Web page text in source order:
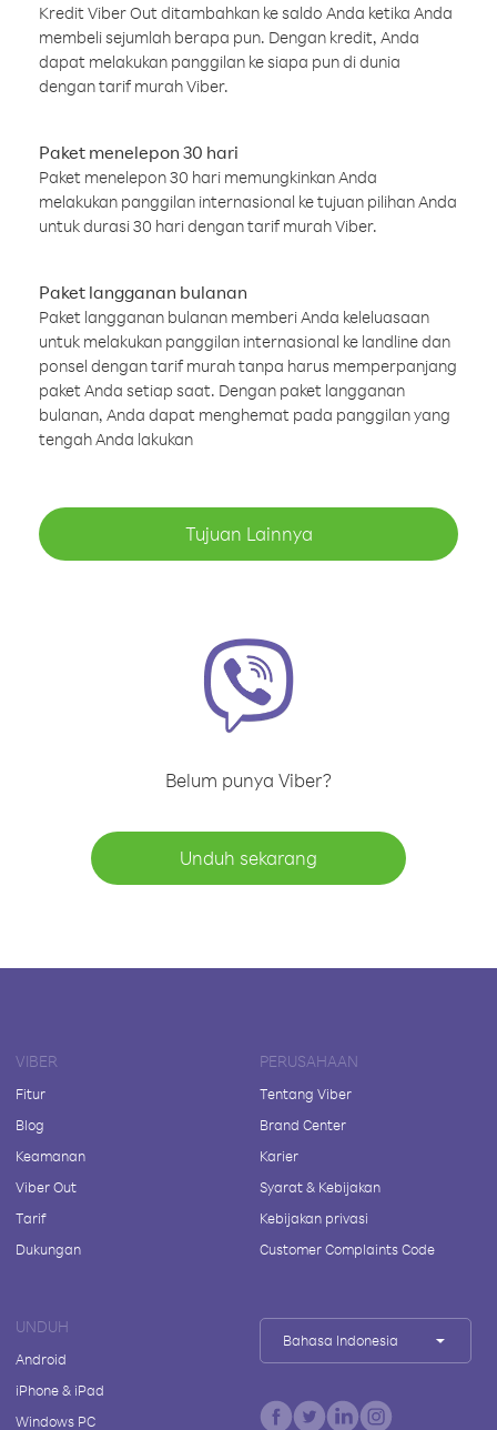
Kredit Viber Out ditambahkan ke saldo Anda ketika Anda
membeli sejumlah berapa pun. Dengan kredit, Anda
dapat melakukan panggilan ke siapa pun di dunia
dengan tarif murah Viber.
Paket menelepon 30 hari
Paket menelepon 30 hari memungkinkan Anda
melakukan panggilan internasional ke tujuan pilihan Anda
untuk durasi 30 hari dengan tarif murah Viber.
Paket langganan bulanan
Paket langganan bulanan memberi Anda keleluasaan
untuk melakukan panggilan internasional ke landline dan
ponsel dengan tarif murah tanpa harus memperpanjang
paket Anda setiap saat. Dengan paket langganan
bulanan, Anda dapat menghemat pada panggilan yang
tengah Anda lakukan
Tujuan Lainnya
Belum punya Viber?
Unduh sekarang
VIBER
Fitur
Blog
Keamanan
Viber Out
Tarif
Dukungan
PERUSAHAAN
Tentang Viber
Brand Center
Karier
Syarat & Kebijakan
Kebijakan privasi
Customer Complaints Code
UNDUH
Android
iPhone & iPad
Windows PC
Bahasa Indonesia